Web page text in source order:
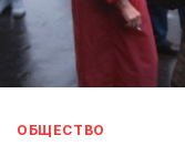
ОБЩЕСТВО